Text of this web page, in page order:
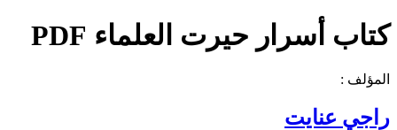
كتاب أسرار حيرت العلماء PDF
المؤلف :
راجي عنايت